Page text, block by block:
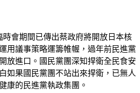
時會期間已傳出蔡政府將開放日本核
用議事策略運籌帷幄，過年前民進黨
放進口。國民黨團深知捍衛全民食安
如果國民黨團不站出來捍衛，已無人
康的民進黨執政集團。